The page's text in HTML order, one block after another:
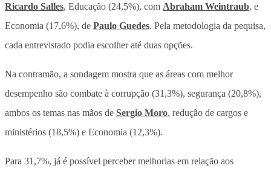
Ricardo Salles, Educação (24,5%), com Abraham Weintraub, e
Economia (17,6%), de Paulo Guedes. Pela metodologia da pequisa,
cada entrevistado podia escolher até duas opções.
Na contramão, a sondagem mostra que as áreas com melhor
desempenho são combate à corrupção (31,3%), segurança (20,8%),
ambos os temas nas mãos de Sergio Moro, redução de cargos e
ministérios (18,5%) e Economia (12,3%).
Para 31,7%, já é possível perceber melhorias em relação aos